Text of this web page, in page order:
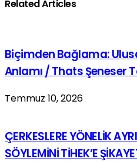
Related Articles
Biçimden Bağlama:
Anlamı / Thats Şeneser
Temmuz 10, 2026
ÇERKESLERE YÖNELİK
SÖYLEMİNİ TİHEK’E